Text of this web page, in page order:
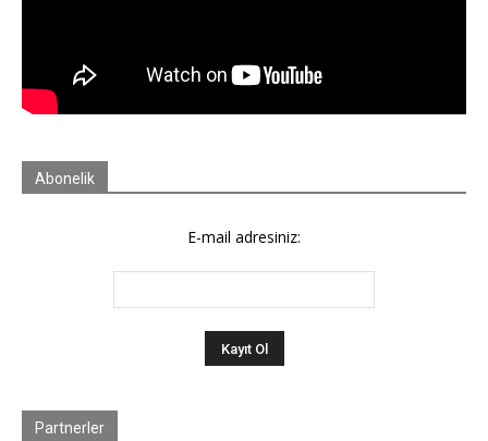
Abonelik
E-mail adresiniz:
Partnerler